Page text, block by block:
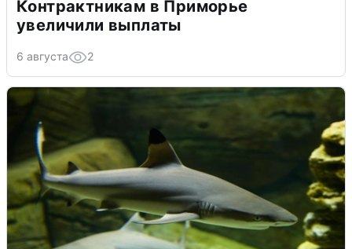
Контрактникам в Приморье
увеличили выплаты
6 августа 2